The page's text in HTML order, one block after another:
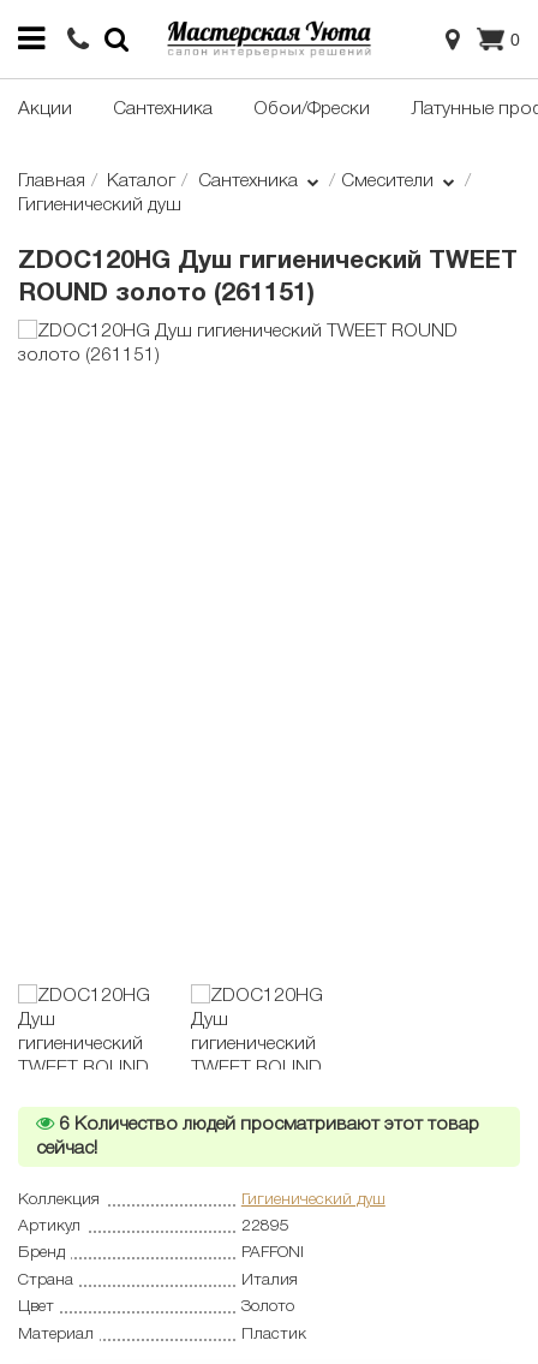
0
Акции Сантехника Обои/Фрески Латунные
Главная Каталог Сантехника
Смесители
Гигиенический душ
ZDOC120HG Душ гигиенический TWEET
ROUND золото (261151)
6 Количество людей просматривают этот товар
сейчас!
Коллекция
Гигиенический душ
Артикул
22895
Бренд
PAFFONI
Страна
Италия
Цвет
Золото
Материал
Пластик